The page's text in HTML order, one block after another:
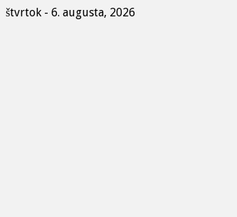
štvrtok - 6. augusta, 2026